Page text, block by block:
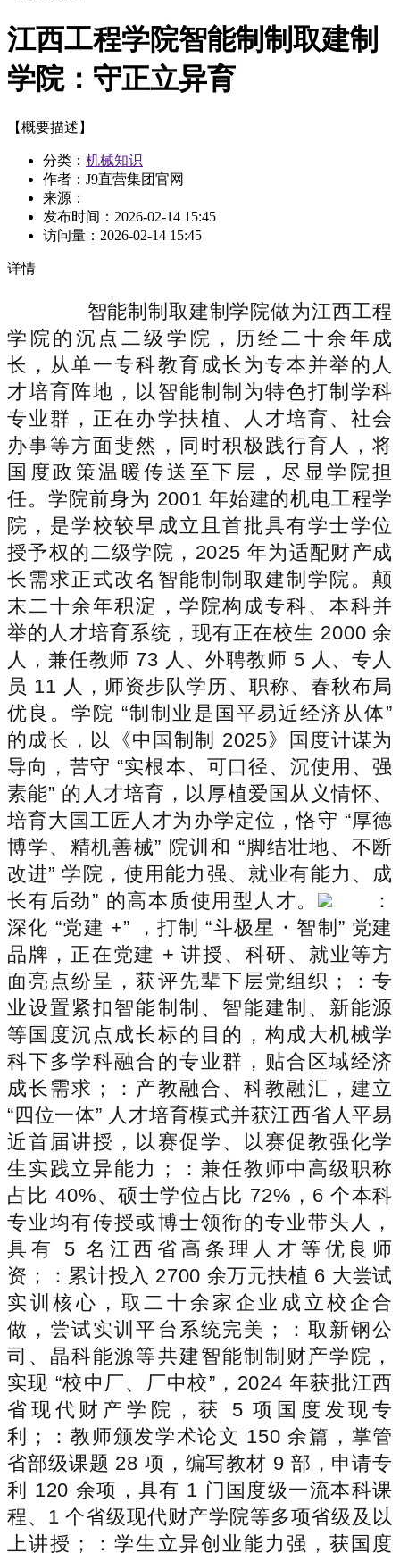
江西工程学院智能制制取建制
学院：守正立异育
【概要描述】
分类： 机械知识
作者：J9直营集团官网
来源：
发布时间： 2026-02-14 15:45
访问量： 2026-02-14 15:45
详情
智能制制取建制学院做为江西工程
学院的沉点二级学院，历经二十余年成
长，从单一专科教育成长为专本并举的人
才培育阵地，以智能制制为特色打制学科
专业群，正在办学扶植、人才培育、社会
办事等方面斐然，同时积极践行育人，将
国度政策温暖传送至下层，尽显学院担
任。学院前身为 2001 年始建的机电工程学
院，是学校较早成立且首批具有学士学位
授予权的二级学院，2025 年为适配财产成
长需求正式改名智能制制取建制学院。颠
末二十余年积淀，学院构成专科、本科并
举的人才培育系统，现有正在校生 2000 余
人，兼任教师 73 人、外聘教师 5 人、专人
员 11 人，师资步队学历、职称、春秋布局
优良。学院 “制制业是国平易近经济从体”
的成长，以《中国制制 2025》国度计谋为
导向，苦守 “实根本、可口径、沉使用、强
素能” 的人才培育，以厚植爱国从义情怀、
培育大国工匠人才为办学定位，恪守 “厚德
博学、精机善械” 院训和 “脚结壮地、不断
改进” 学院，使用能力强、就业有能力、成
长有后劲” 的高本质使用型人才。
：
深化 “党建 +” ，打制 “斗极星・智制” 党建
品牌，正在党建 + 讲授、科研、就业等方
面亮点纷呈，获评先辈下层党组织；：专
业设置紧扣智能制制、智能建制、新能源
等国度沉点成长标的目的，构成大机械学
科下多学科融合的专业群，贴合区域经济
成长需求；：产教融合、科教融汇，建立
“四位一体” 人才培育模式并获江西省人平易
近首届讲授，以赛促学、以赛促教强化学
生实践立异能力；：兼任教师中高级职称
占比 40%、硕士学位占比 72%，6 个本科
专业均有传授或博士领衔的专业带头人，
具有 5 名江西省高条理人才等优良师
资；：累计投入 2700 余万元扶植 6 大尝试
实训核心，取二十余家企业成立校企合
做，尝试实训平台系统完美；：取新钢公
司、晶科能源等共建智能制制财产学院，
实现 “校中厂、厂中校”，2024 年获批江西
省现代财产学院，获 5 项国度发现专
利；：教师颁发学术论文 150 余篇，掌管
省部级课题 28 项，编写教材 9 部，申请专
利 120 余项，具有 1 门国度级一流本科课
程、1 个省级现代财产学院等多项省级及以
上讲授；：学生立异创业能力强，获国度